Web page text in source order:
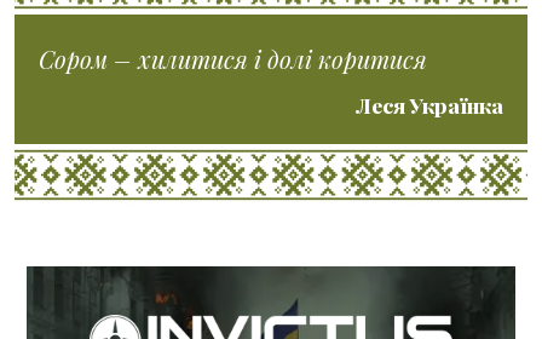
Сором – хилитися і долі коритися
Леся Українка